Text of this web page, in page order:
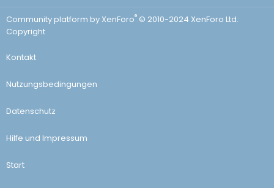
Community platform by XenForo® © 2010-2024 XenForo Ltd.
Copyright
Kontakt
Nutzungsbedingungen
Datenschutz
Hilfe und Impressum
Start